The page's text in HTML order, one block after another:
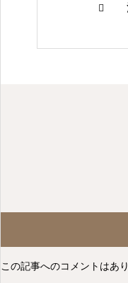
この記事へのコメントはあり